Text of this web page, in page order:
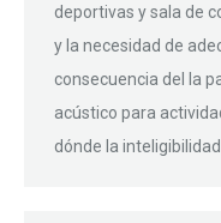
deportivas y sala de
y la necesidad de
consecuencia del la
acústico para
dónde la inteligibilidad